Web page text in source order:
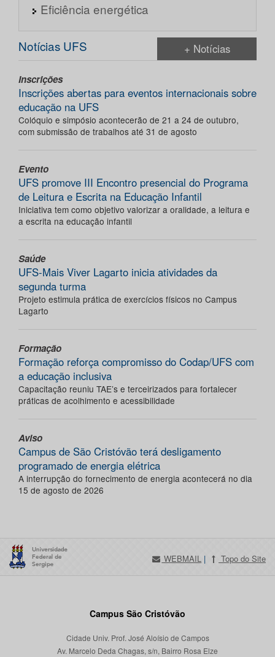
Eficiência energética
Notícias UFS + Notícias
Inscrições
Inscrições abertas para eventos internacionais sobre
educação na UFS
Colóquio e simpósio acontecerão de 21 a 24 de outubro,
com submissão de trabalhos até 31 de agosto
Evento
UFS promove III Encontro presencial do Programa
de Leitura e Escrita na Educação Infantil
Iniciativa tem como objetivo valorizar a oralidade, a leitura e
a escrita na educação infantil
Saúde
UFS-Mais Viver Lagarto inicia atividades da
segunda turma
Projeto estimula prática de exercícios físicos no Campus
Lagarto
Formação
Formação reforça compromisso do Codap/UFS com
a educação inclusiva
Capacitação reuniu TAE’s e terceirizados para fortalecer
práticas de acolhimento e acessibilidade
Aviso
Campus de São Cristóvão terá desligamento
programado de energia elétrica
A interrupção do fornecimento de energia acontecerá no dia
15 de agosto de 2026
WEBMAIL | Topo do Site
Campus São Cristóvão
Cidade Univ. Prof. José Aloísio de Campos
Av. Marcelo Deda Chagas, s/n, Bairro Rosa Elze